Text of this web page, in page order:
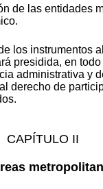
de las entidades
los instrumentos
presidida, en
administrativa y
derecho de
CAPÍTULO II